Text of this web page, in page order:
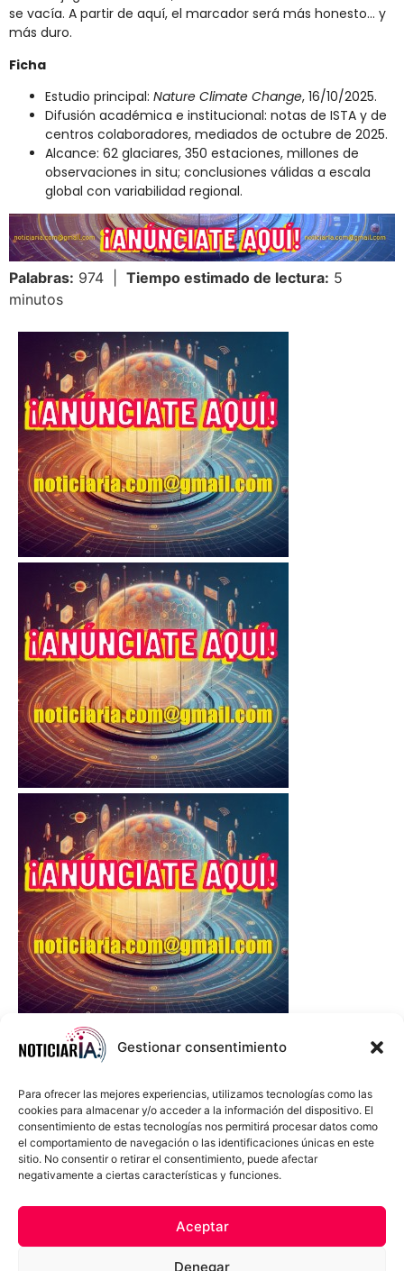
Gestionar consentimiento
Para ofrecer las mejores experiencias, utilizamos tecnologías como las
cookies para almacenar y/o acceder a la información del dispositivo. El
consentimiento de estas tecnologías nos permitirá procesar datos como
el comportamiento de navegación o las identificaciones únicas en este
sitio. No consentir o retirar el consentimiento, puede afectar
negativamente a ciertas características y funciones.
Aceptar
Denegar
se vacía. A partir de aquí, el marcador será más honesto… y
más duro.
Ficha
Estudio principal: Nature Climate Change, 16/10/2025.
Difusión académica e institucional: notas de ISTA y de
centros colaboradores, mediados de octubre de 2025.
Alcance: 62 glaciares, 350 estaciones, millones de
observaciones in situ; conclusiones válidas a escala
global con variabilidad regional.
Palabras: 974 | Tiempo estimado de lectura: 5
minutos
Política de cookies
Términos y Condiciones
Aviso Sobre el Uso de IA